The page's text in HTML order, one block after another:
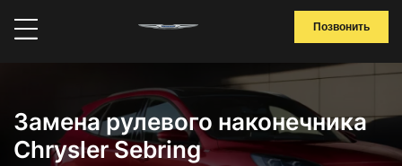
Позвонить
Замена рулевого наконечника
Chrysler Sebring